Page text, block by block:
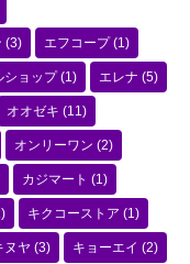
(3) エフコープ(1)
ショップ(1) エレナ (5)
オオゼキ (11)
オンリーワン (2)
カジマート (1)
キクコーストア (1)
ヌヤ (3) キョーエイ (2)